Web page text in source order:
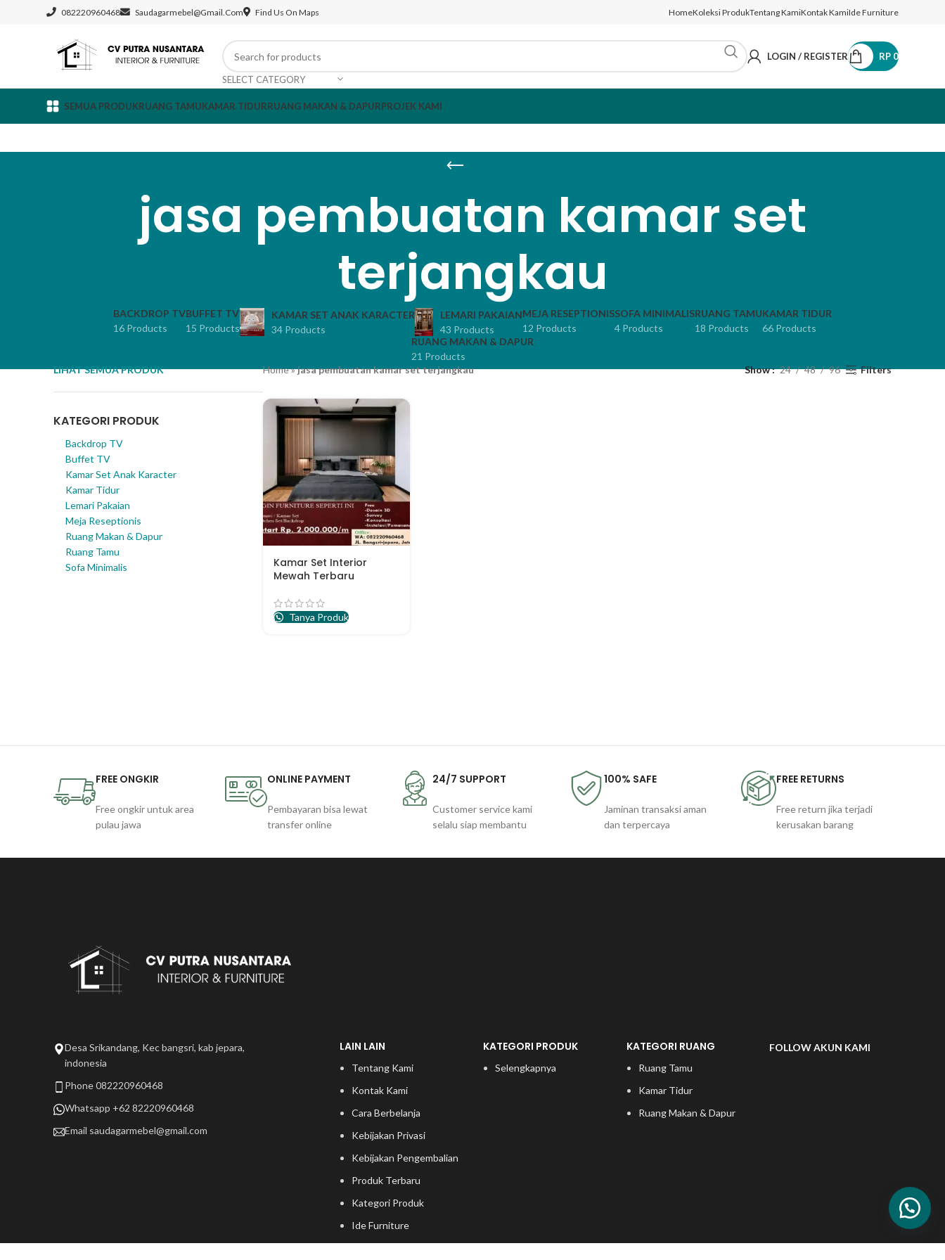
082220960468 Saudagarmebel@gmail.com Find Us On Maps HomeKoleksi ProdukTentang KamiKontak KamiIde Furniture
SELECT CATEGORY
LOGIN / REGISTER RP 0
SEMUA PRODUKRUANG TAMUKAMAR TIDURRUANG MAKAN & DAPURPROJEK KAMI
jasa pembuatan kamar set
terjangkau
BACKDROP TV
16 Products
BUFFET TV
15 Products
KAMAR SET ANAK KARACTER
34 Products
LEMARI PAKAIAN
43 Products
MEJA RESEPTIONIS
12 Products
SOFA MINIMALIS
4 Products
RUANG TAMU
18 Products
KAMAR TIDUR
66 Products
RUANG MAKAN & DAPUR
21 Products
LIHAT SEMUA PRODUK
KATEGORI PRODUK
Backdrop TV
Buffet TV
Kamar Set Anak Karacter
Kamar Tidur
Lemari Pakaian
Meja Reseptionis
Ruang Makan & Dapur
Ruang Tamu
Sofa Minimalis
Home»jasa pembuatan kamar set terjangkau Show 24 48 96 Filters
Kamar Set Interior
Mewah Terbaru
Tanya Produk
FREE ONGKIR
Free ongkir untuk area
pulau jawa
ONLINE PAYMENT
Pembayaran bisa lewat
transfer online
24/7 SUPPORT
Customer service kami
selalu siap membantu
100% SAFE
Jaminan transaksi aman
dan terpercaya
FREE RETURNS
Free return jika terjadi
kerusakan barang
Desa Srikandang, Kec bangsri, kab jepara,
indonesia
Phone 082220960468
Whatsapp +62 82220960468
Email saudagarmebel@gmail.com
LAIN LAIN
Tentang Kami
Kontak Kami
Cara Berbelanja
Kebijakan Privasi
Kebijakan Pengembalian
Produk Terbaru
Kategori Produk
Ide Furniture
KATEGORI PRODUK
Selengkapnya
KATEGORI RUANG
Ruang Tamu
Kamar Tidur
Ruang Makan & Dapur
FOLLOW AKUN KAMI